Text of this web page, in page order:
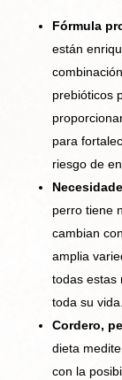
Fórmula
están
prebióticos
para
riesgo de
perro tiene
cambian
amplia
todas estas
toda su vida.
Cordero,
dieta
con la